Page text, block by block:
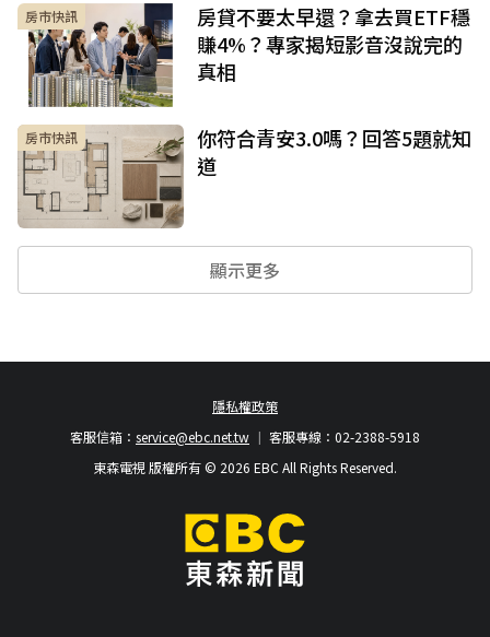
房市快訊
房貸不要太早還？拿去買ETF穩
賺4%？專家揭短影音沒說完的
真相
房市快訊
你符合青安3.0嗎？回答5題就知
道
顯示更多
隱私權政策
客服專線：02-2388-5918
客服信箱： service@ebc.net.tw
東森電視 版權所有 © 2026 EBC All Rights Reserved.